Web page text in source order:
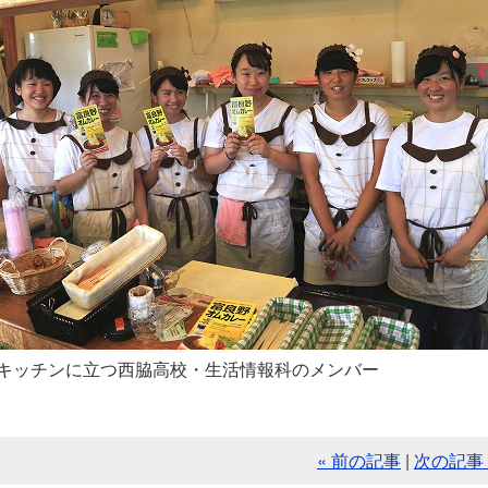
ッチンに立つ西脇高校・生活情報科のメンバー
« 前の記事 | 次の記事